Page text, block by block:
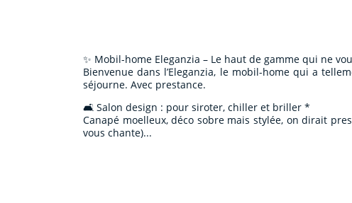
✨ Mobil-home Eleganzia – Le haut de gamme qui ne
Bienvenue dans l’Eleganzia, le mobil-home qui a
séjourne. Avec prestance.
🛋️ Salon design : pour siroter, chiller et briller *
Canapé moelleux, déco sobre mais stylée, on dirait
vous chante)